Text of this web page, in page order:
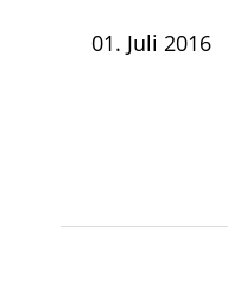
01. Juli 2016